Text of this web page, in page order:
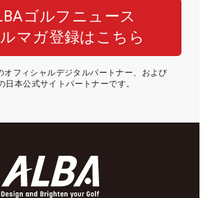
ゴルフニュース
マガ登録はこちら
オフィシャルデジタルパートナー、および
日本公式サイトパートナーです。